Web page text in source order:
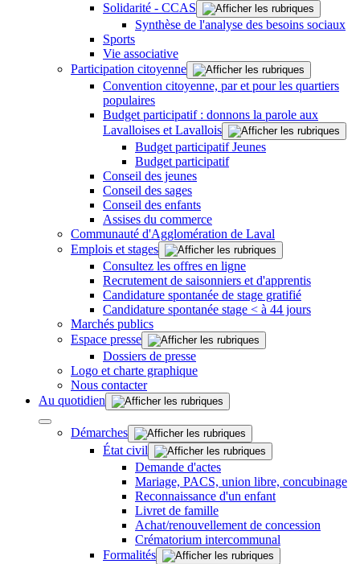
Solidarité - CCAS
Synthèse de l'analyse des besoins sociaux
Sports
Vie associative
Participation citoyenne
Convention citoyenne, par et pour les quartiers
populaires
Budget participatif : donnons la parole aux
Lavalloises et Lavallois
Budget participatif Jeunes
Budget participatif
Conseil des jeunes
Conseil des sages
Conseil des enfants
Assises du commerce
Communauté d'Agglomération de Laval
Emplois et stages
Consultez les offres en ligne
Recrutement de saisonniers et d'apprentis
Candidature spontanée de stage gratifié
Candidature spontanée stage < à 44 jours
Marchés publics
Espace presse
Dossiers de presse
Logo et charte graphique
Nous contacter
Au quotidien
Démarches
État civil
Demande d'actes
Mariage, PACS, union libre, concubinage
Reconnaissance d'un enfant
Livret de famille
Achat/renouvellement de concession
Crématorium intercommunal
Formalités